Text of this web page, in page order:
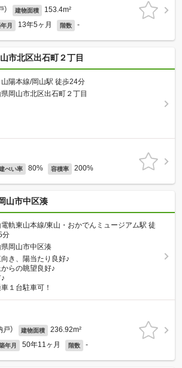
建物面積 153.4m²
月 13年5ヶ月 階数 -
市北区出石町２丁目
山陽本線/岡山駅 徒歩24分
県岡山市北区出石町２丁目
ぺい率 80% 容積率 200%
山市中区湊
電軌東山本線/東山・おかでんミュージアム駅 徒
分
県岡山市中区湊
き、陽当たり良好♪
からの眺望良好♪
１台駐車可！
） 建物面積 236.92m²
年月 50年11ヶ月 階数 -